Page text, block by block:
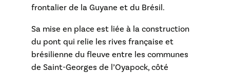
frontalier de la Guyane et du Brésil.
Sa mise en place est liée à la construction
du pont qui relie les rives française et
brésilienne du fleuve entre les communes
de Saint-Georges de l’Oyapock, côté